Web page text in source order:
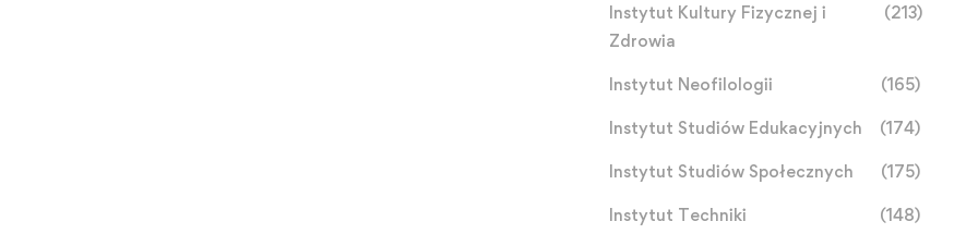
Instytut Kultury Fizycznej i
Zdrowia
(213)
Instytut Neofilologii (165)
Instytut Studiów Edukacyjnych (174)
Instytut Studiów Społecznych (175)
Instytut Techniki (148)